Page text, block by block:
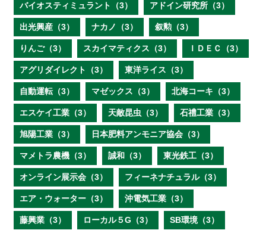
バイオスティミュラント（3） アドイン研究所（3）
出光興産（3） ナカノ（3） 叙勲（3）
りんご（3） スカイマティクス（3） ＩＤＥＣ（3）
アグリダイレクト（3） 東洋ライス（3）
自動運転（3） マゼックス（3） 北海コーキ（3）
エスケイ工業（3） 天敵昆虫（3） 石禮工業（3）
旭陽工業（3） 日本肥料アンモニア協会（3）
マメトラ農機（3） 誠和（3） 東光鉄工（3）
オンライン展示会（3） フィーネナチュラル（3）
エア・ウォーター（3） 沖電気工業（3）
藤興業（3） ローカル５G（3） SB環境（3）